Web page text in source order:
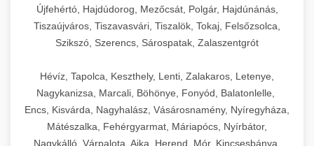
Újfehértó, Hajdúdorog, Mezőcsát, Polgár, Hajdúnánás,
Tiszaújváros, Tiszavasvári, Tiszalök, Tokaj, Felsőzsolca,
Szikszó, Szerencs, Sárospatak, Zalaszentgrót
Hévíz, Tapolca, Keszthely, Lenti, Zalakaros, Letenye,
Nagykanizsa, Marcali, Böhönye, Fonyód, Balatonlelle,
Encs, Kisvárda, Nagyhalász, Vásárosnamény, Nyíregyháza,
Mátészalka, Fehérgyarmat, Máriapócs, Nyírbátor,
Nagykálló, Várpalota, Ajka, Herend, Mór, Kincsesbánya,